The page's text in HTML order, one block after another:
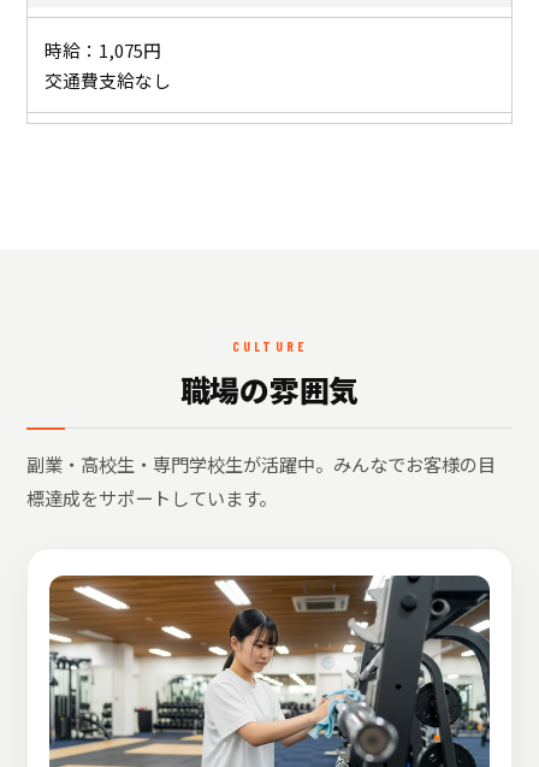
時給：1,075円
交通費支給なし
CULTURE
職場の雰囲気
副業・高校生・専門学校生が活躍中。みんなでお客様の目
標達成をサポートしています。